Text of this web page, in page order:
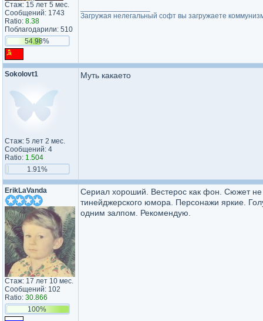
Стаж: 15 лет 5 мес.
Сообщений: 1743
Ratio: 8.38
Поблагодарили: 510
54.98%
Загружая нелегальный софт вы загружаете
Sokolovt1
Стаж: 5 лет 2 мес.
Сообщений: 4
Ratio: 1.504
1.91%
Муть какаето
ErikLaVanda
Стаж: 17 лет 10 мес.
Сообщений: 102
Ratio: 30.866
100%
Сериал хороший. Вестерос как фон. Сюжет
тинейджерского юмора. Персонажи яркие.
одним залпом. Рекомендую.